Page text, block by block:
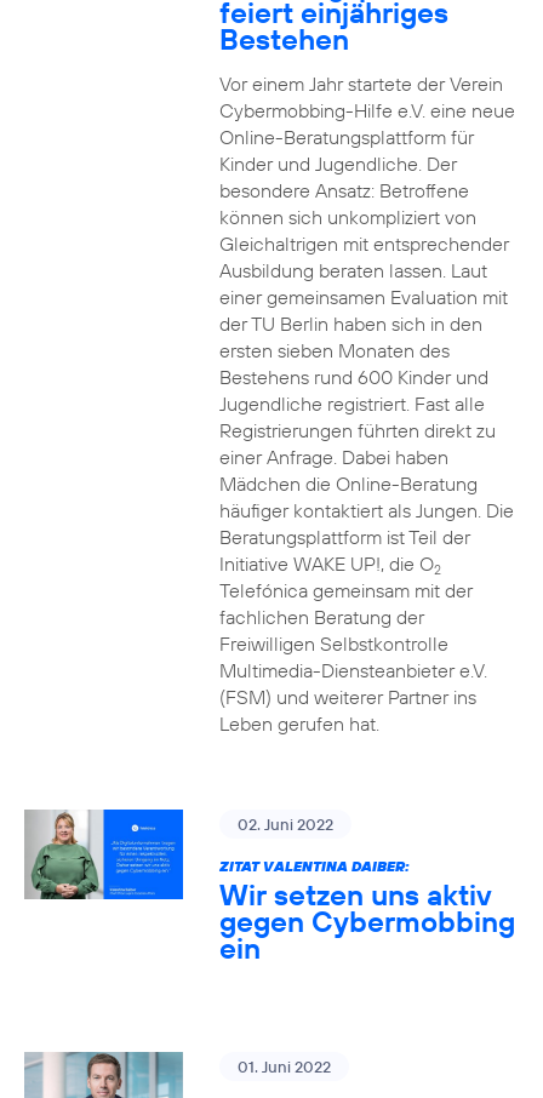
feiert einjähriges
Bestehen
Vor einem Jahr startete der Verein
Cybermobbing-Hilfe e.V. eine neue
Online-Beratungsplattform für
Kinder und Jugendliche. Der
besondere Ansatz: Betroffene
können sich unkompliziert von
Gleichaltrigen mit entsprechender
Ausbildung beraten lassen. Laut
einer gemeinsamen Evaluation mit
der TU Berlin haben sich in den
ersten sieben Monaten des
Bestehens rund 600 Kinder und
Jugendliche registriert. Fast alle
Registrierungen führten direkt zu
einer Anfrage. Dabei haben
Mädchen die Online-Beratung
häufiger kontaktiert als Jungen. Die
Beratungsplattform ist Teil der
Initiative WAKE UP!, die O2
Telefónica gemeinsam mit der
fachlichen Beratung der
Freiwilligen Selbstkontrolle
Multimedia-Diensteanbieter e.V.
(FSM) und weiterer Partner ins
Leben gerufen hat.
02. Juni 2022
ZITAT VALENTINA DAIBER:
Wir setzen uns aktiv
gegen Cybermobbing
ein
01. Juni 2022